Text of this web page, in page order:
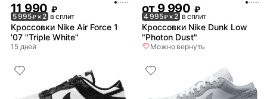
11 990 ₽
5 995₽× 2 в сплит
Кроссовки Nike Air Force 1
'07 "Triple White"
15 дней
от 9 990 ₽
4 995₽× 2 в сплит
Кроссовки Nike Dunk Low
"Photon Dust"
Можно вернуть